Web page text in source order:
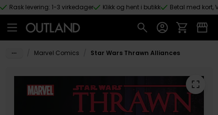
Hopp til hovedinnhold
Rask levering: 1-3 virkedager Klikk og hent i butikk Betal med kort,
Marvel Comics Star Wars Thrawn Alliances